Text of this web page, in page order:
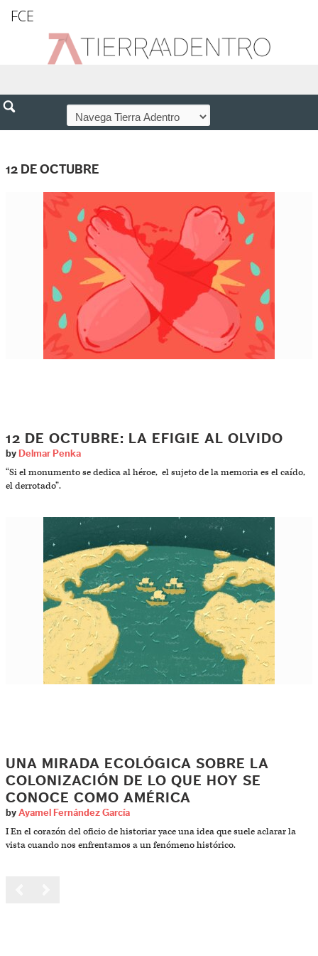
FCE
12 DE OCTUBRE
12 DE OCTUBRE: LA EFIGIE AL OLVIDO
by Delmar Penka
“Si el monumento se dedica al héroe, el sujeto de la memoria es el caído,
el derrotado”.
UNA MIRADA ECOLÓGICA SOBRE LA
COLONIZACIÓN DE LO QUE HOY SE
CONOCE COMO AMÉRICA
by Ayamel Fernández García
I En el corazón del oficio de historiar yace una idea que suele aclarar la
vista cuando nos enfrentamos a un fenómeno histórico.